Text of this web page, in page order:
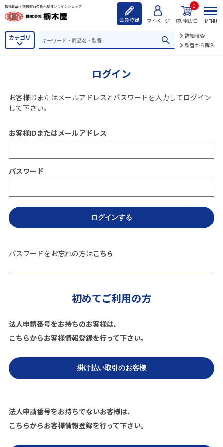
機構部品・機械部品の栃木屋オンラインショップ
会員登録 マイページ 買い物かご
0
カテゴリ
詳細検索
型番から購入
MENU
ログイン
お客様IDまたはメールアドレス とパスワードを入力してログイン
して下さい。
お客様IDまたはメールアドレス
パスワード
パスワードをお忘れの方はこちら
初めてご利用の方
法人申請番号をお持ちのお客様は、
こちらからお客様情報登録を行って下さい。
法人申請番号をお持ちでないお客様は、
こちらからお客様情報登録を行って下さい。